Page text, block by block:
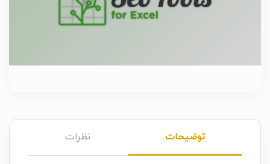
توضیحات نظرات